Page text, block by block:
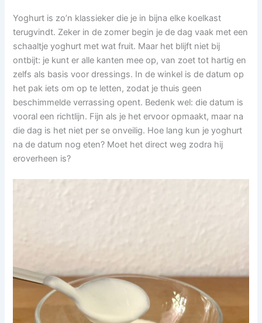
Yoghurt is zo’n klassieker die je in bijna elke koelkast
terugvindt. Zeker in de zomer begin je de dag vaak met een
schaaltje yoghurt met wat fruit. Maar het blijft niet bij
ontbijt: je kunt er alle kanten mee op, van zoet tot hartig en
zelfs als basis voor dressings. In de winkel is de datum op
het pak iets om op te letten, zodat je thuis geen
beschimmelde verrassing opent. Bedenk wel: die datum is
vooral een richtlijn. Fijn als je het ervoor opmaakt, maar na
die dag is het niet per se onveilig. Hoe lang kun je yoghurt
na de datum nog eten? Moet het direct weg zodra hij
eroverheen is?